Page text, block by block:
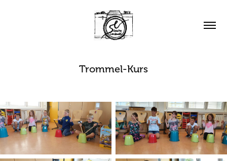
Trommel-Kurs